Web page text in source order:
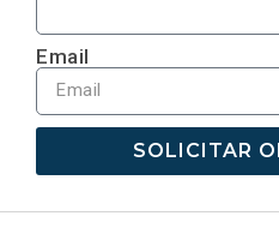
Email
SOLICITAR